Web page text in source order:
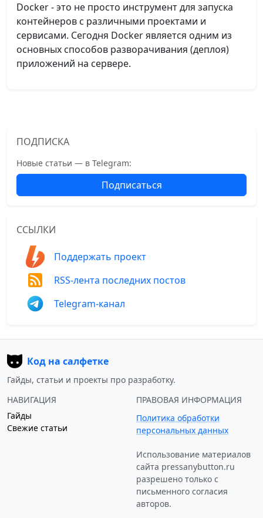
Docker - это не просто инструмент для запуска
контейнеров с различными проектами и
сервисами. Сегодня Docker является одним из
основных способов разворачивания (деплоя)
приложений на сервере.
ПОДПИСКА
Новые статьи — в Telegram:
Подписаться
ССЫЛКИ
Поддержать проект
RSS-лента последних постов
Telegram-канал
Код на салфетке
Гайды, статьи и проекты про разработку.
НАВИГАЦИЯ
Гайды
Свежие статьи
ПРАВОВАЯ ИНФОРМАЦИЯ
Политика обработки
персональных данных
Использование материалов
сайта pressanybutton.ru
разрешено только c
письменного согласия
авторов.